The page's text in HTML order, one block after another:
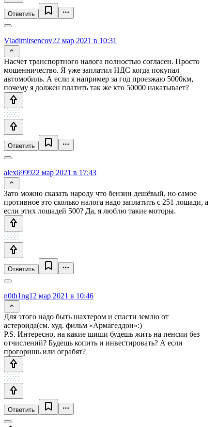
Ответить
Vladimirsencov22 мар 2021 в 10:31
Насчет транспортного налога полностью согласен. Просто
мошенничество. Я уже заплатил НДС когда покупал
автомобиль. А если я например за год проезжаю 5000км,
почему я должен платить так же кто 50000 накатывает?
Ответить
alex699922 мар 2021 в 17:43
Зато можно сказать народу что бензин дешёвый, но самое
противное это сколько налога надо заплатить c 251 лошади, а
если этих лошадей 500? Да, я люблю такие моторы.
Ответить
n0th1ng12 мар 2021 в 10:46
Для этого надо быть шахтером и спасти землю от
астероида(см. худ. фильм «Армагеддон»:)
P.S. Интересно, на какие шиши будешь жить на пенсии без
отчислений? Будешь копить и инвестировать? А если
прогоришь или ограбят?
Ответить